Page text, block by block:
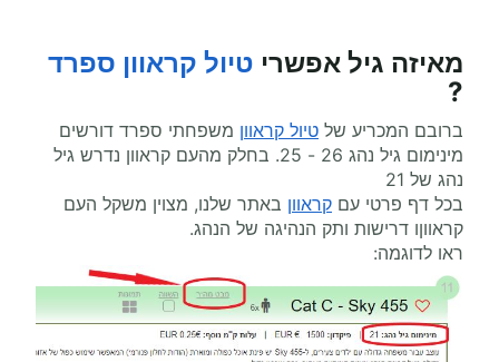
מאיזה גיל אפשרי טיול קראוון ספרד
?
ברובם המכריע של טיול קראוון משפחתי ספרד דורשים
מינימום גיל נהג 26 - 25. בחלק מהעם קראוון נדרש גיל
נהג של 21
בכל דף פרטי עם קראוון באתר שלנו, מצוין משקל העם
קראווןו דרישות ותק הנהיגה של הנהג.
ראו לדוגמה: